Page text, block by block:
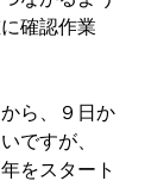
確認作業
ら、９日か
ですが、
をスタート